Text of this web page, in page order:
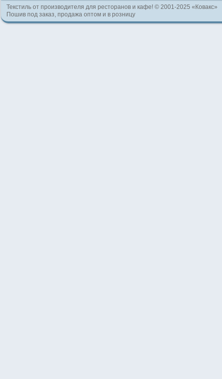
Текстиль от производителя для ресторанов и кафе! © 2001-2025 «Ковакс»
Пошив под заказ, продажа оптом и в розницу